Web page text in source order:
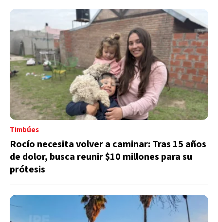
Timbúes
Rocío necesita volver a caminar: Tras 15 años
de dolor, busca reunir $10 millones para su
prótesis